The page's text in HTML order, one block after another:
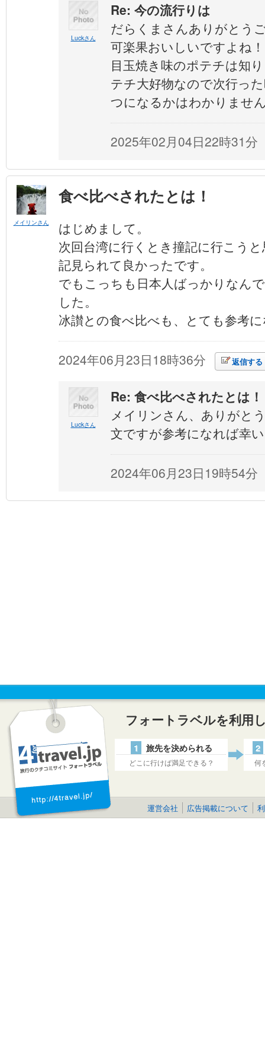
Luckさん
Re: 今の流行りは
だらくまさんありがとう
可楽果おいしいですよね！
目玉焼き味のポテチは知
テチ大好物なので次行っ
つになるかはわかりませ
2025年02月04日22時31分
メイリンさん
食べ比べされたとは！
はじめまして。
次回台湾に行くとき撞記に行こう
記見られて良かったです。
でもこっちも日本人ばっかりなん
した。
冰讃との食べ比べも、とても参考
2024年06月23日18時36分 返信する
Luckさん
Re: 食べ比べされたとは！
メイリンさん、ありがと
文ですが参考になれば幸
2024年06月23日19時54分
フォートラベルを利用
1 旅先を決められる
どこに行けば満足できる？
2
何
運営会社 広告掲載について